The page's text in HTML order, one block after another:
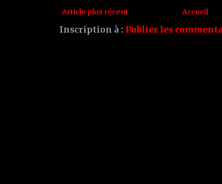
Article plus récent Accueil
Inscription à : Publier les